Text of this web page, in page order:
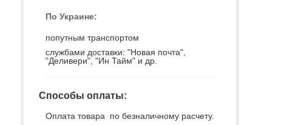
По Украине:
попутным транспортом
службами доставки: "Новая почта",
"Деливери", "Ин Тайм" и др.
Способы оплаты:
Оплата товара по безналичному расчету.